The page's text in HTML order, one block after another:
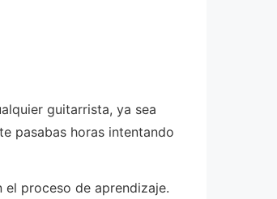
guitarrista, ya sea
pasabas horas intentando
el proceso de aprendizaje.